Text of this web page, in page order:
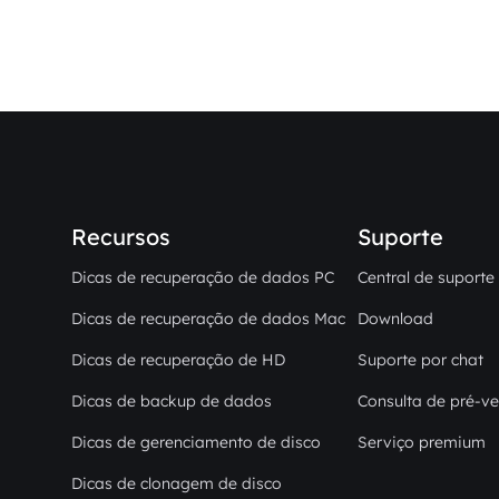
Recursos
Dicas de recuperação de dados PC
Dicas de recuperação de dados Mac
Dicas de recuperação de HD
Dicas de backup de dados
Dicas de gerenciamento de disco
Dicas de clonagem de disco
Suporte
Central de suporte
Download
Suporte por chat
Consulta de pré-
Serviço premium